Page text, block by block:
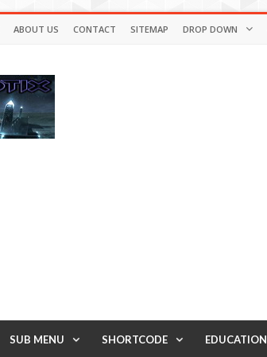
ABOUT US CONTACT SITEMAP DROP DOWN
SUB MENU SHORTCODE EDUCATION